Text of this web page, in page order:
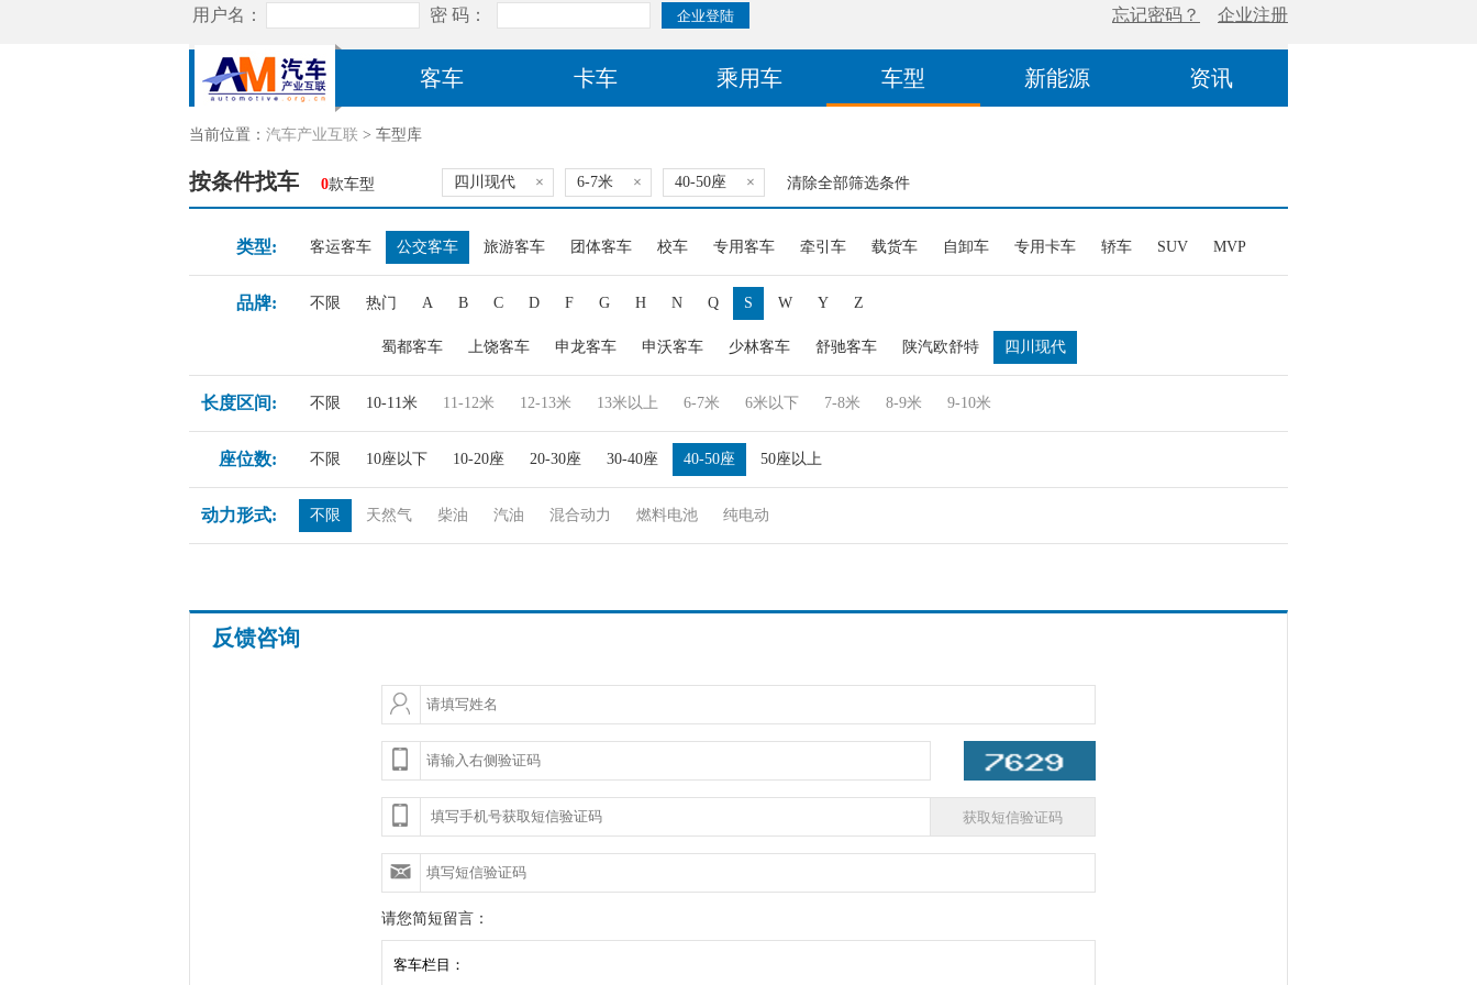
客车 卡车 乘用车 车型 新能源 资讯
当前位置： 汽车产业互联 > 车型库
按条件找车 0款车型 四川现代 × 6-7米 × 40-50座 × 清除全部筛选条件
类型: 客运客车 公交客车 旅游客车 团体客车 校车 专用客车 牵引车 载货车 自卸车 专用卡车 轿车 SUV MVP
品牌: 不限 热门 A B C D F G H N Q S W Y Z
蜀都客车 上饶客车 申龙客车 申沃客车 少林客车 舒驰客车 陕汽欧舒特 四川现代
长度区间: 不限 10-11米 11-12米 12-13米 13米以上 6-7米 6米以下 7-8米 8-9米 9-10米
座位数: 不限 10座以下 10-20座 20-30座 30-40座 40-50座 50座以上
动力形式: 不限 天然气 柴油 汽油 混合动力 燃料电池 纯电动
反馈咨询
请您简短留言：